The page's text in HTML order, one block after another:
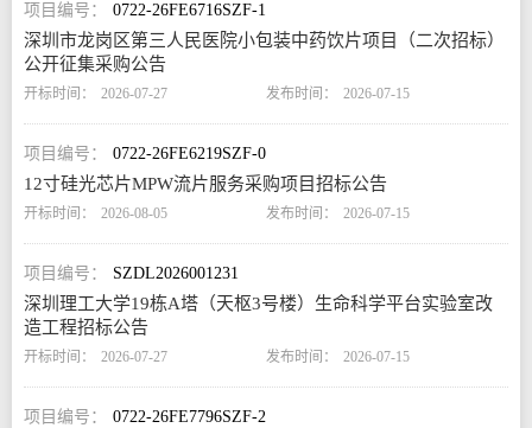
0722-26FE6716SZF-1
深圳市龙岗区第三人民医院小包装中药饮片项目（二次招标）
公开征集采购公告
2026-07-27 2026-07-15
0722-26FE6219SZF-0
12寸硅光芯片MPW流片服务采购项目招标公告
2026-08-05 2026-07-15
SZDL2026001231
深圳理工大学19栋A塔（天枢3号楼）生命科学平台实验室改
造工程招标公告
2026-07-27 2026-07-15
0722-26FE7796SZF-2